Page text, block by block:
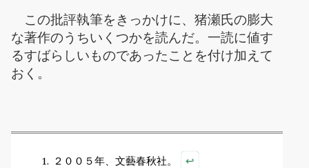
この批評執筆をきっかけに、猪瀬氏の膨大
な著作のうちいくつかを読んだ。一読に値す
るすばらしいものであったことを付け加えて
おく。
２００５年、文藝春秋社。 ↩